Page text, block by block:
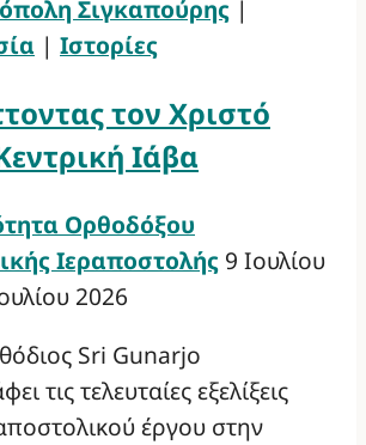
Σιγκαπούρης |
| Ιστορίες
τον Χριστό
Ιάβα
Ορθοδόξου
Ιεραποστολής 9 Ιουλίου
2026
Sri Gunarjo
τις τελευταίες εξελίξεις
έργου στην